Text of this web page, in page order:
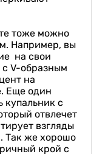
тоже можно
Например, вы
на свои
с V-образным
на
Еще один
купальник с
отвлечет
взгляды
Так же хорошо
крой с